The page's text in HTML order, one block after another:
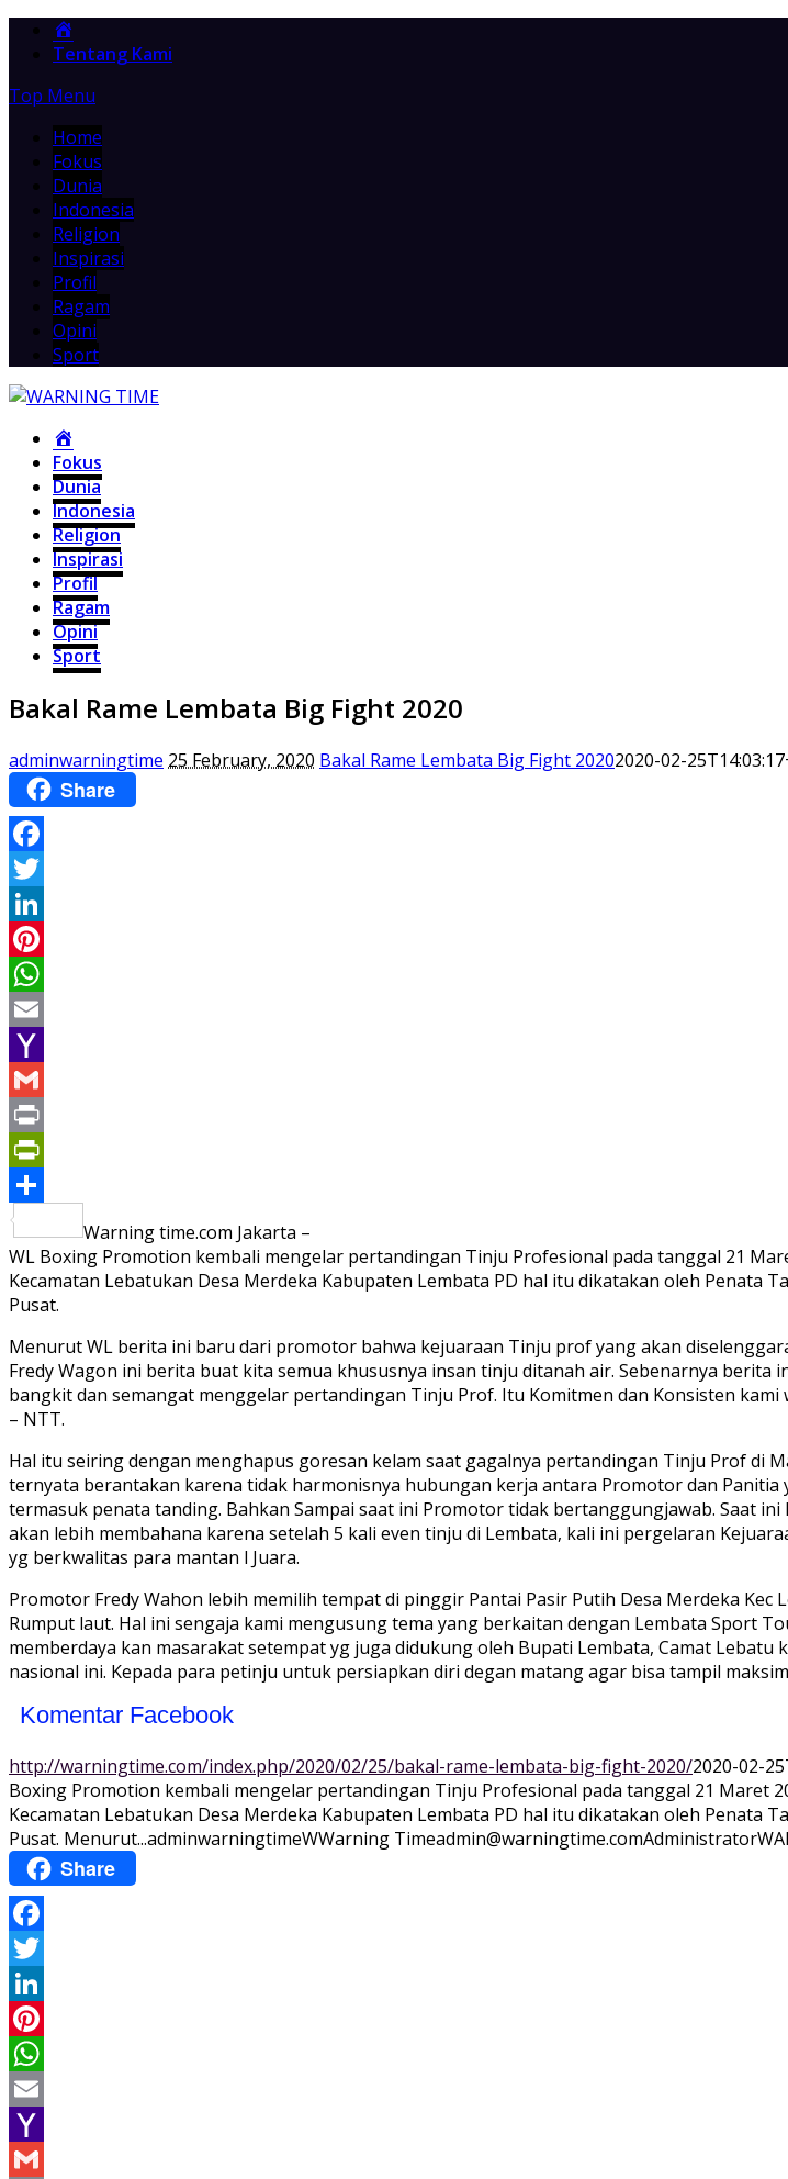
Tentang Kami
Top Menu
Home
Fokus
Dunia
Indonesia
Religion
Inspirasi
Profil
Ragam
Opini
Sport
Fokus
Dunia
Indonesia
Religion
Inspirasi
Profil
Ragam
Opini
Sport
Bakal Rame Lembata Big Fight 2020
adminwarningtime 25 February, 2020 Bakal Rame Lembata Big Fight 20202020-02-
Share
Facebook
Twitter
LinkedIn
Pinterest
WhatsApp
Email
Yahoo
Mail
Gmail
Print
PrintFriendly
Share
Warning time.com Jakarta –
WL Boxing Promotion kembali mengelar pertandingan Tinju Profesional pada tanggal 21
Kecamatan Lebatukan Desa Merdeka Kabupaten Lembata PD hal itu dikatakan oleh Penata
Pusat.
Menurut WL berita ini baru dari promotor bahwa kejuaraan Tinju prof yang akan
Fredy Wagon ini berita buat kita semua khususnya insan tinju ditanah air. Sebenarnya
bangkit dan semangat menggelar pertandingan Tinju Prof. Itu Komitmen dan Konsisten
– NTT.
Hal itu seiring dengan menghapus goresan kelam saat gagalnya pertandingan Tinju Prof di
ternyata berantakan karena tidak harmonisnya hubungan kerja antara Promotor dan
termasuk penata tanding. Bahkan Sampai saat ini Promotor tidak bertanggungjawab. Saat
akan lebih membahana karena setelah 5 kali even tinju di Lembata, kali ini pergelaran
yg berkwalitas para mantan l Juara.
Promotor Fredy Wahon lebih memilih tempat di pinggir Pantai Pasir Putih Desa Merdeka
Rumput laut. Hal ini sengaja kami mengusung tema yang berkaitan dengan Lembata Sport
memberdaya kan masarakat setempat yg juga didukung oleh Bupati Lembata, Camat
nasional ini. Kepada para petinju untuk persiapkan diri degan matang agar bisa tampil
Komentar Facebook
http://warningtime.com/index.php/2020/02/25/bakal-rame-lembata-big-fight-2020/2020-02-
Boxing Promotion kembali mengelar pertandingan Tinju Profesional pada tanggal 21 Maret
Kecamatan Lebatukan Desa Merdeka Kabupaten Lembata PD hal itu dikatakan oleh Penata
Pusat. Menurut...adminwarningtimeWWarning Timeadmin@warningtime.comAdministrator
Share
Facebook
Twitter
LinkedIn
Pinterest
WhatsApp
Email
Yahoo